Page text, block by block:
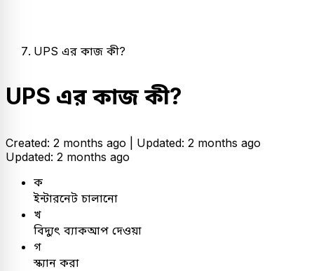
UPS এর কাজ কী?
UPS এর কাজ কী?
Created: 2 months ago | Updated: 2 months ago
Updated: 2 months ago
ক
ইন্টারনেট চালানো
খ
বিদ্যুৎ ব্যাকআপ দেওয়া
গ
স্ক্যান করা